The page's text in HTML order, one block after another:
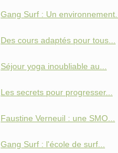
Gang Surf : Un environnement...
Des cours adaptés pour tous...
Séjour yoga inoubliable au...
Les secrets pour progresser...
Faustine Verneuil : une SMO...
Gang Surf : l'école de surf...